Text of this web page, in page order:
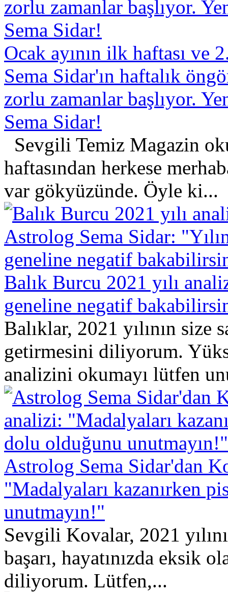
Ocak ayının ilk haftası ve
Sema Sidar'ın haftalık
zorlu zamanlar başlıyor.
Sema Sidar!
Sevgili Temiz Magazin
haftasından herkese
var gökyüzünde. Öyle ki...
Balık Burcu 2021 yılı
geneline negatif
Balıklar, 2021 yılının size
getirmesini diliyorum.
analizini okumayı lütfen
Astrolog Sema Sidar'dan
"Madalyaları kazanırken
unutmayın!"
Sevgili Kovalar, 2021
başarı, hayatınızda eksik
diliyorum. Lütfen,...